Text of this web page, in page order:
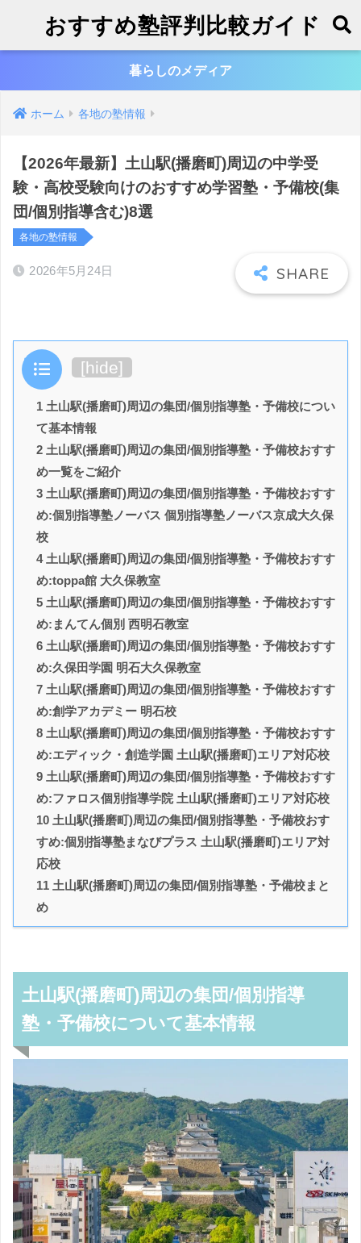
おすすめ塾評判比較ガイド
暮らしのメディア
ホーム 各地の塾情報
【2026年最新】土山駅(播磨町)周辺の中学受
験・高校受験向けのおすすめ学習塾・予備校(集
団/個別指導含む)8選
各地の塾情報
2026年5月24日
目次 [hide]
1 土山駅(播磨町)周辺の集団/個別指導塾・予備校につい
て基本情報
2 土山駅(播磨町)周辺の集団/個別指導塾・予備校おすす
め一覧をご紹介
3 土山駅(播磨町)周辺の集団/個別指導塾・予備校おすす
め:個別指導塾ノーバス 個別指導塾ノーバス京成大久保
校
4 土山駅(播磨町)周辺の集団/個別指導塾・予備校おすす
め:toppa館 大久保教室
5 土山駅(播磨町)周辺の集団/個別指導塾・予備校おすす
め:まんてん個別 西明石教室
6 土山駅(播磨町)周辺の集団/個別指導塾・予備校おすす
め:久保田学園 明石大久保教室
7 土山駅(播磨町)周辺の集団/個別指導塾・予備校おすす
め:創学アカデミー 明石校
8 土山駅(播磨町)周辺の集団/個別指導塾・予備校おすす
め:エディック・創造学園 土山駅(播磨町)エリア対応校
9 土山駅(播磨町)周辺の集団/個別指導塾・予備校おすす
め:ファロス個別指導学院 土山駅(播磨町)エリア対応校
10 土山駅(播磨町)周辺の集団/個別指導塾・予備校おす
すめ:個別指導塾まなびプラス 土山駅(播磨町)エリア対
応校
11 土山駅(播磨町)周辺の集団/個別指導塾・予備校まと
め
土山駅(播磨町)周辺の集団/個別指導
塾・予備校について基本情報